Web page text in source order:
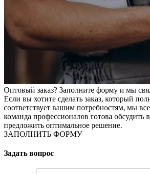
Оптовый заказ? Заполните форму и мы
Если вы хотите сделать заказ, который
соответствует вашим потребностям, мы
команда профессионалов готова обсудить
предложить оптимальное решение.
ЗАПОЛНИТЬ ФОРМУ
Задать вопрос